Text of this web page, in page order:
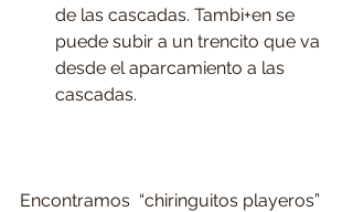
de las cascadas. Tambi+en se
puede subir a un trencito que va
desde el aparcamiento a las
cascadas.
Encontramos  “chiringuitos playeros”